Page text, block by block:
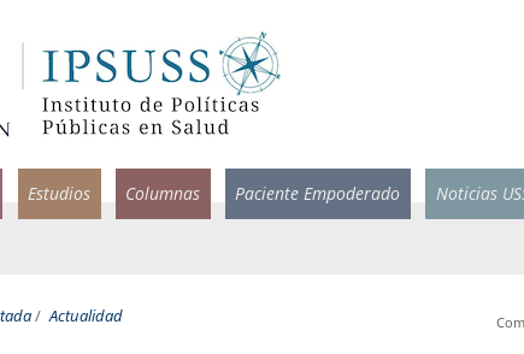
Estudios Columnas Paciente Empoderado Noticias
/ Actualidad